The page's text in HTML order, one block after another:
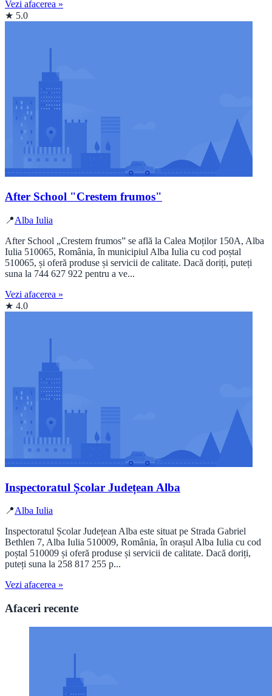
Vezi afacerea »
★ 5.0
After School "Crestem frumos"
📍Alba Iulia
After School „Crestem frumos” se află la Calea Moților 150A, Alba
Iulia 510065, România, în municipiul Alba Iulia cu cod poștal
510065, și oferă produse și servicii de calitate. Dacă doriți, puteți
suna la 744 627 922 pentru a ve...
Vezi afacerea »
★ 4.0
Inspectoratul Școlar Județean Alba
📍Alba Iulia
Inspectoratul Școlar Județean Alba este situat pe Strada Gabriel
Bethlen 7, Alba Iulia 510009, România, în orașul Alba Iulia cu cod
poștal 510009 și oferă produse și servicii de calitate. Dacă doriți,
puteți suna la 258 817 255 p...
Vezi afacerea »
Afaceri recente